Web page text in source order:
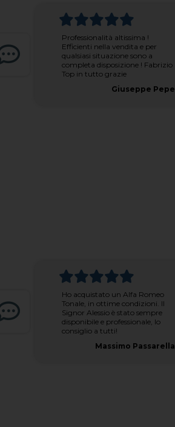
Professionalità altissima !
Efficienti nella vendita e per
qualsiasi situazione sono a
completa disposizione ! Fabrizio
Top in tutto grazie
Giuseppe Pepe
Ho acquistato un Alfa Romeo
Tonale, in ottime condizioni. Il
Signor Alessio è stato sempre
disponibile e professionale, lo
consiglio a tutti!
Massimo Passarella